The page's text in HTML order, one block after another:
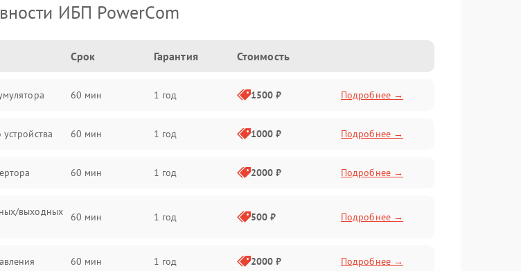
ИБП PowerCom
Срок Гарантия Стоимость
60 мин 1 год 1500 ₽ Подробнее →
60 мин 1 год 1000 ₽ Подробнее →
60 мин 1 год 2000 ₽ Подробнее →
выходных
60 мин 1 год 500 ₽ Подробнее →
60 мин 1 год 2000 ₽ Подробнее →